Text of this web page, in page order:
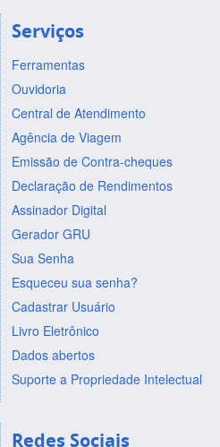
Serviços
Ferramentas
Ouvidoria
Central de Atendimento
Agência de Viagem
Emissão de Contra-cheques
Declaração de Rendimentos
Assinador Digital
Gerador GRU
Sua Senha
Esqueceu sua senha?
Cadastrar Usuário
Livro Eletrônico
Dados abertos
Suporte a Propriedade Intelectual
Redes Sociais